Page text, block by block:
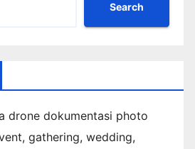
Search
drone dokumentasi photo
gathering, wedding,